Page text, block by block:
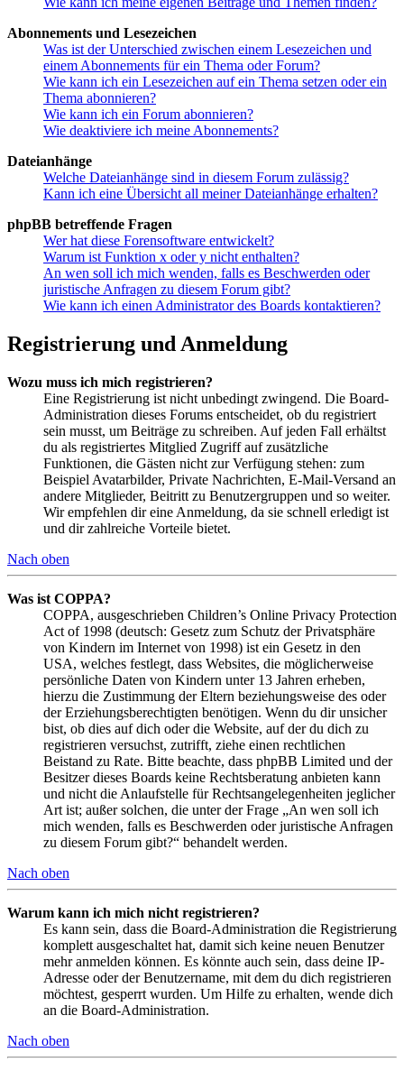
Abonnements und Lesezeichen
Was ist der Unterschied zwischen einem Lesezeichen und
einem Abonnements für ein Thema oder Forum?
Wie kann ich ein Lesezeichen auf ein Thema setzen oder ein
Thema abonnieren?
Wie kann ich ein Forum abonnieren?
Wie deaktiviere ich meine Abonnements?
Dateianhänge
Welche Dateianhänge sind in diesem Forum zulässig?
Kann ich eine Übersicht all meiner Dateianhänge erhalten?
phpBB betreffende Fragen
Wer hat diese Forensoftware entwickelt?
Warum ist Funktion x oder y nicht enthalten?
An wen soll ich mich wenden, falls es Beschwerden oder
juristische Anfragen zu diesem Forum gibt?
Wie kann ich einen Administrator des Boards kontaktieren?
Registrierung und Anmeldung
Wozu muss ich mich registrieren?
Eine Registrierung ist nicht unbedingt zwingend. Die Board-
Administration dieses Forums entscheidet, ob du registriert
sein musst, um Beiträge zu schreiben. Auf jeden Fall erhältst
du als registriertes Mitglied Zugriff auf zusätzliche
Funktionen, die Gästen nicht zur Verfügung stehen: zum
Beispiel Avatarbilder, Private Nachrichten, E-Mail-Versand an
andere Mitglieder, Beitritt zu Benutzergruppen und so weiter.
Wir empfehlen dir eine Anmeldung, da sie schnell erledigt ist
und dir zahlreiche Vorteile bietet.
Nach oben
Was ist COPPA?
COPPA, ausgeschrieben Children’s Online Privacy Protection
Act of 1998 (deutsch: Gesetz zum Schutz der Privatsphäre
von Kindern im Internet von 1998) ist ein Gesetz in den
USA, welches festlegt, dass Websites, die möglicherweise
persönliche Daten von Kindern unter 13 Jahren erheben,
hierzu die Zustimmung der Eltern beziehungsweise des oder
der Erziehungsberechtigten benötigen. Wenn du dir unsicher
bist, ob dies auf dich oder die Website, auf der du dich zu
registrieren versuchst, zutrifft, ziehe einen rechtlichen
Beistand zu Rate. Bitte beachte, dass phpBB Limited und der
Besitzer dieses Boards keine Rechtsberatung anbieten kann
und nicht die Anlaufstelle für Rechtsangelegenheiten jeglicher
Art ist; außer solchen, die unter der Frage „An wen soll ich
mich wenden, falls es Beschwerden oder juristische Anfragen
zu diesem Forum gibt?“ behandelt werden.
Nach oben
Warum kann ich mich nicht registrieren?
Es kann sein, dass die Board-Administration die Registrierung
komplett ausgeschaltet hat, damit sich keine neuen Benutzer
mehr anmelden können. Es könnte auch sein, dass deine IP-
Adresse oder der Benutzername, mit dem du dich registrieren
möchtest, gesperrt wurden. Um Hilfe zu erhalten, wende dich
an die Board-Administration.
Nach oben